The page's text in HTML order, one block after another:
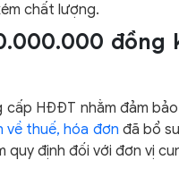
chất lượng.
đồng
HĐĐT nhằm đảm
về thuế, hóa đơn đã bổ
quy định đối với đơn vị